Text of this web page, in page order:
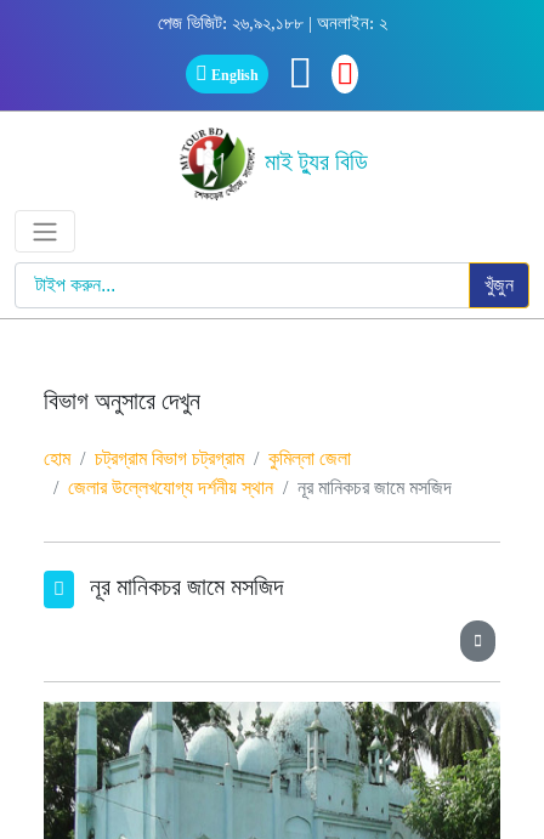
পেজ ভিজিট: ২৬,৯২,১৮৮ | অনলাইন: ২
English
মাই ট্যুর বিডি
খুঁজুন
বিভাগ অনুসারে দেখুন
হোম চট্রগ্রাম বিভাগ চট্রগ্রাম
কুমিল্লা জেলা
জেলার উল্লেখযোগ্য দর্শনীয় স্থান
নূর মানিকচর জামে মসজিদ
নূর মানিকচর জামে মসজিদ